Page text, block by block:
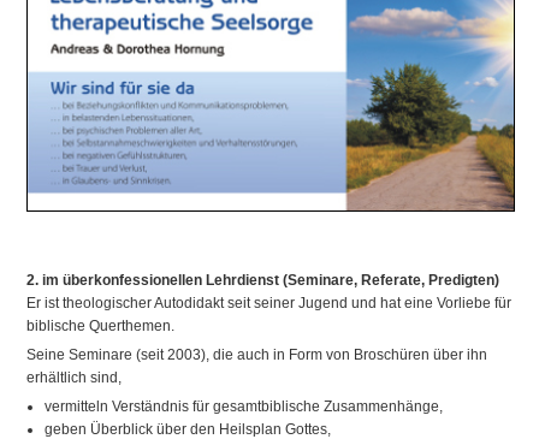
2. im überkonfessionellen Lehrdienst (Seminare, Referate, Predigten)
Er ist theologischer Autodidakt seit seiner Jugend und hat eine Vorliebe für
biblische Querthemen.
Seine Seminare (seit 2003), die auch in Form von Broschüren über ihn
erhältlich sind,
vermitteln Verständnis für gesamtbiblische Zusammenhänge,
geben Überblick über den Heilsplan Gottes,